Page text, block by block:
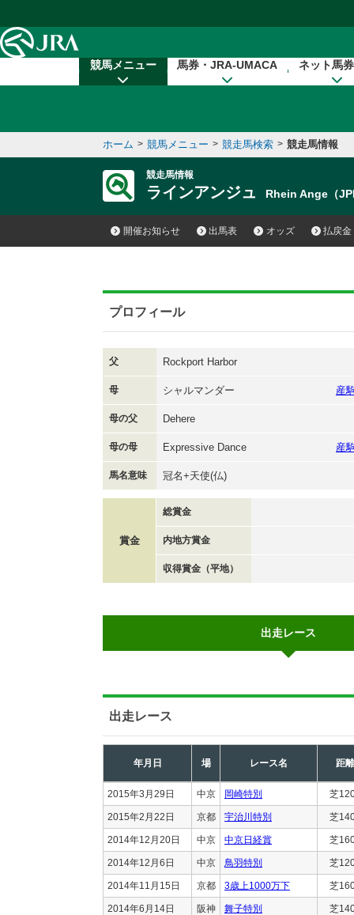
競馬メニュー 馬券・JRA-UMACA ネット馬
ホーム > 競馬メニュー > 競走馬検索 > 競走馬情報
競走馬情報
ラインアンジュ Rhein Ange（
開催お知らせ 出馬表 オッズ 払戻金
プロフィール
父 Rockport Harbor
母 シャルマンダー 産
母の父 Dehere
母の母 Expressive Dance 産
馬名意味 冠名+天使(仏)
賞金
総賞金
内地方賞金
収得賞金（平地）
出走レース
出走レース
年月日 場 レース名 距離
2015年3月29日 中京 岡崎特別 芝
2015年2月22日 京都 宇治川特別 芝
2014年12月20日 中京 中京日経賞 芝
2014年12月6日 中京 鳥羽特別 芝
2014年11月15日 京都 3歳上1000万下 芝
2014年6月14日 阪神 舞子特別 芝